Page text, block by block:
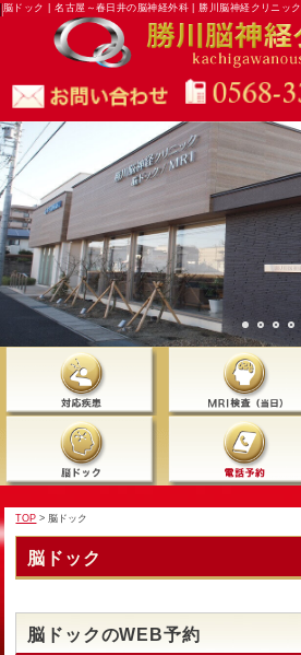
脳ドック | 名古屋～春日井の脳神経外科 | 勝川脳神経クリニック
TOP > 脳ドック
脳ドック
脳ドックのWEB予約